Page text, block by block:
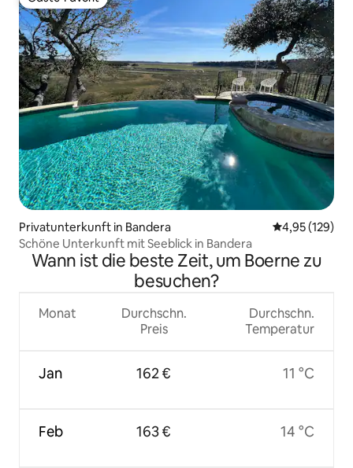
Gäste-Favorit
Privatunterkunft in Bandera
4,95 (129)
Schöne Unterkunft mit Seeblick in Bandera
Wann ist die beste Zeit, um Boerne zu
besuchen?
Monat
Jan
Feb
Durchschn.
Preis
162 €
163 €
Durchschn.
Temperatur
11 °C
14 °C